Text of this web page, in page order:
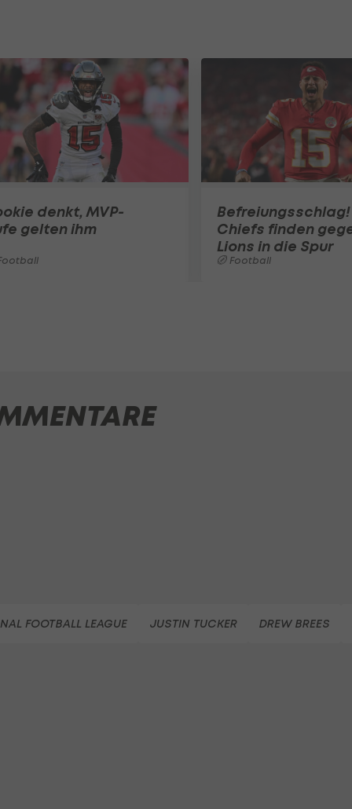
denkt, MVP-
gelten ihm
Befreiungsschlag!
Chiefs finden
Lions in die Spur
Football
FOOTBALL LEAGUE JUSTIN TUCKER DREW BREES